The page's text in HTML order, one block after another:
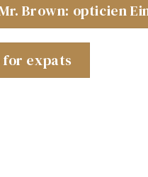
Brown: opticien
expats